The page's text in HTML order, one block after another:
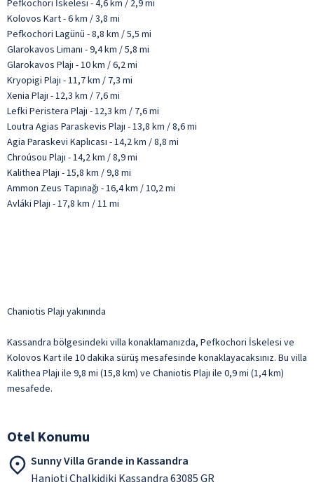
Pefkochori İskelesi - 4,6 km / 2,9 mi
Kolovos Kart - 6 km / 3,8 mi
Pefkochori Lagünü - 8,8 km / 5,5 mi
Glarokavos Limanı - 9,4 km / 5,8 mi
Glarokavos Plajı - 10 km / 6,2 mi
Kryopigi Plajı - 11,7 km / 7,3 mi
Xenia Plajı - 12,3 km / 7,6 mi
Lefki Peristera Plajı - 12,3 km / 7,6 mi
Loutra Agias Paraskevis Plajı - 13,8 km / 8,6 mi
Agia Paraskevi Kaplıcası - 14,2 km / 8,8 mi
Chroúsou Plajı - 14,2 km / 8,9 mi
Kalithea Plajı - 15,8 km / 9,8 mi
Ammon Zeus Tapınağı - 16,4 km / 10,2 mi
Avláki Plajı - 17,8 km / 11 mi
Chaniotis Plajı yakınında
Kassandra bölgesindeki villa konaklamanızda, Pefkochori İskelesi ve
Kolovos Kart ile 10 dakika sürüş mesafesinde konaklayacaksınız. Bu villa
Kalithea Plajı ile 9,8 mi (15,8 km) ve Chaniotis Plajı ile 0,9 mi (1,4 km)
mesafede.
Otel Konumu
Sunny Villa Grande in Kassandra
Hanioti Chalkidiki Kassandra 63085 GR